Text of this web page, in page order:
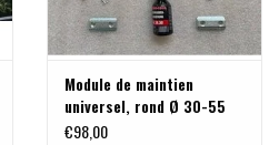
Module de maintien
universel, rond Ø 30-55
mm, pour bêche, hache,
€98,00